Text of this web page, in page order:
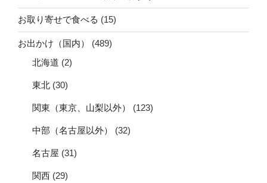
お取り寄せで食べる (15)
お出かけ（国内）
(489)
北海道 (2)
東北 (30)
関東（東京、山梨以外） (123)
中部（名古屋以外） (32)
名古屋 (31)
関西 (29)